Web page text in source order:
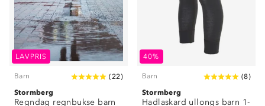
LAVPRIS
Barn (22)
Stormberg
Regndag regnbukse barn
40%
Barn (8)
Stormberg
Hadlaskard ullongs barn 1-